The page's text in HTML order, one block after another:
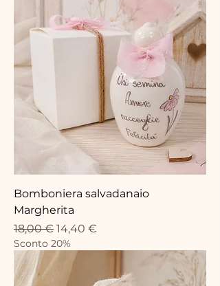
Bomboniera salvadanaio
Margherita
Standardpreis
18,00 € Sale-Preis
14,40 €
Sconto 20%